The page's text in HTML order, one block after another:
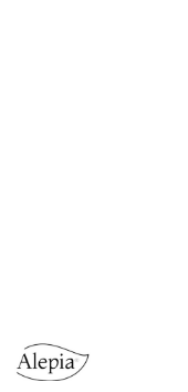
NAZWA
PRODUCENTA:
ALEPIA